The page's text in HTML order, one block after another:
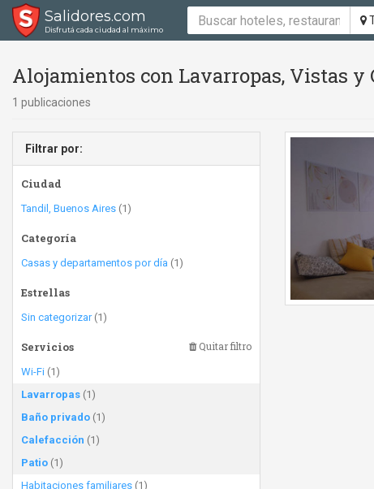
Salidores.com
Disfrutá cada ciudad al máximo
Alojamientos con Lavarropas, Vistas y
1 publicaciones
Filtrar por:
Ciudad
Tandil, Buenos Aires (1)
Categoría
Casas y departamentos por día (1)
Estrellas
Sin categorizar(1)
Servicios Quitar filtro
Wi-Fi (1)
Lavarropas (1)
Baño privado (1)
Calefacción (1)
Patio (1)
Habitaciones familiares (1)